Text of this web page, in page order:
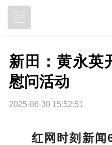
新田：黄永英
慰问活动
2025-06-30 15:52:51
红网时刻新闻